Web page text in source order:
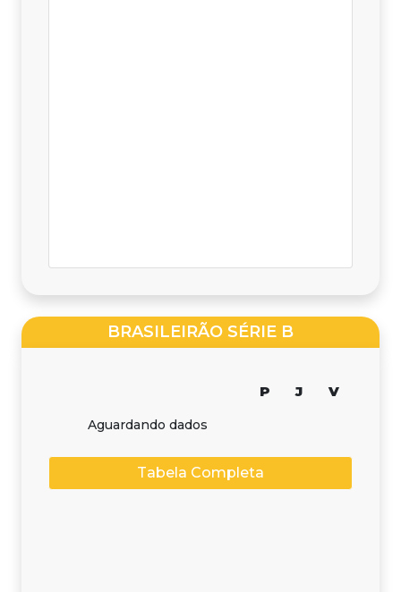
BRASILEIRÃO SÉRIE B
P J V
Aguardando dados
Tabela Completa